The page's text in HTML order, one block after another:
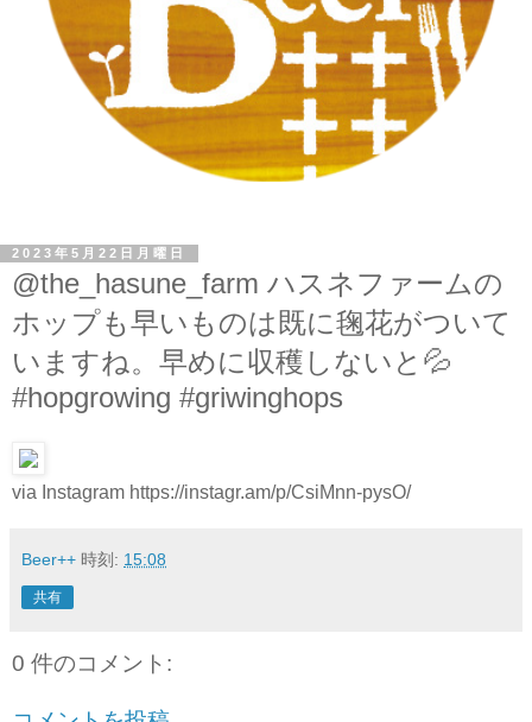
2023年5月22日月曜日
@the_hasune_farm ハスネファームの
ホップも早いものは既に毱花がついて
いますね。早めに収穫しないと💦
#hopgrowing #griwinghops
via Instagram https://instagr.am/p/CsiMnn-pysO/
Beer++ 時刻: 15:08
共有
0 件のコメント: